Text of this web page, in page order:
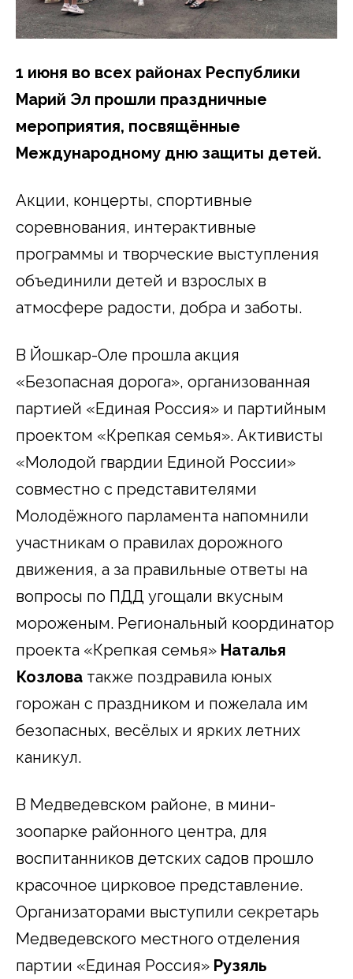
1 июня во всех районах Республики
Марий Эл прошли праздничные
мероприятия, посвящённые
Международному дню защиты детей.
Акции, концерты, спортивные
соревнования, интерактивные
программы и творческие выступления
объединили детей и взрослых в
атмосфере радости, добра и заботы.
В Йошкар-Оле прошла акция
«Безопасная дорога», организованная
партией «Единая Россия» и партийным
проектом «Крепкая семья». Активисты
«Молодой гвардии Единой России»
совместно с представителями
Молодёжного парламента напомнили
участникам о правилах дорожного
движения, а за правильные ответы на
вопросы по ПДД угощали вкусным
мороженым. Региональный координатор
проекта «Крепкая семья» Наталья
Козлова также поздравила юных
горожан с праздником и пожелала им
безопасных, весёлых и ярких летних
каникул.
В Медведевском районе, в мини-
зоопарке районного центра, для
воспитанников детских садов прошло
красочное цирковое представление.
Организаторами выступили секретарь
Медведевского местного отделения
партии «Единая Россия» Рузяль